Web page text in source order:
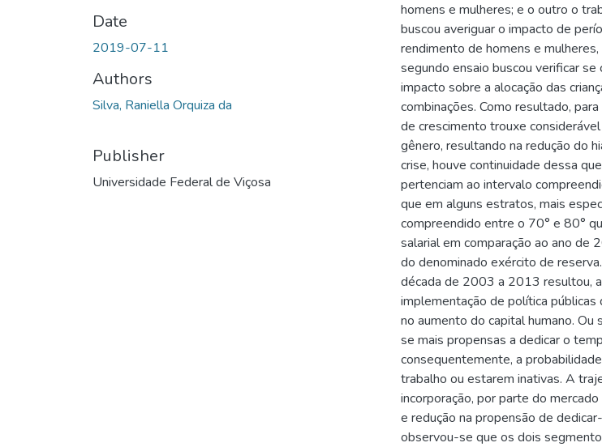
Date
2019-07-11
Authors
Silva, Raniella Orquiza da
Publisher
Universidade Federal de Viçosa
homens e mulheres; e o outro o
buscou averiguar o impacto de
rendimento de homens e
segundo ensaio buscou verificar
impacto sobre a alocação das
combinações. Como resultado,
de crescimento trouxe
gênero, resultando na redução do
crise, houve continuidade dessa
pertenciam ao intervalo
que em alguns estratos, mais
compreendido entre o 70° e 80°
salarial em comparação ao ano de
do denominado exército de
década de 2003 a 2013 resultou,
implementação de política
no aumento do capital humano.
se mais propensas a dedicar o
consequentemente, a
trabalho ou estarem inativas. A
incorporação, por parte do
e redução na propensão de
observou-se que os dois